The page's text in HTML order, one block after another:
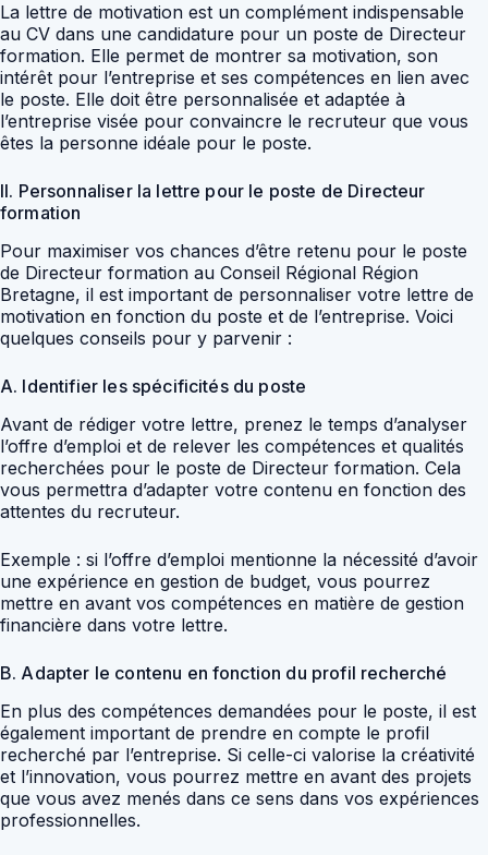
La lettre de motivation est un complément indispensable
au CV dans une candidature pour un poste de Directeur
formation. Elle permet de montrer sa motivation, son
intérêt pour l’entreprise et ses compétences en lien avec
le poste. Elle doit être personnalisée et adaptée à
l’entreprise visée pour convaincre le recruteur que vous
êtes la personne idéale pour le poste.
II. Personnaliser la lettre pour le poste de Directeur
formation
Pour maximiser vos chances d’être retenu pour le poste
de Directeur formation au Conseil Régional Région
Bretagne, il est important de personnaliser votre lettre de
motivation en fonction du poste et de l’entreprise. Voici
quelques conseils pour y parvenir :
A. Identifier les spécificités du poste
Avant de rédiger votre lettre, prenez le temps d’analyser
l’offre d’emploi et de relever les compétences et qualités
recherchées pour le poste de Directeur formation. Cela
vous permettra d’adapter votre contenu en fonction des
attentes du recruteur.
Exemple : si l’offre d’emploi mentionne la nécessité d’avoir
une expérience en gestion de budget, vous pourrez
mettre en avant vos compétences en matière de gestion
financière dans votre lettre.
B. Adapter le contenu en fonction du profil recherché
En plus des compétences demandées pour le poste, il est
également important de prendre en compte le profil
recherché par l’entreprise. Si celle-ci valorise la créativité
et l’innovation, vous pourrez mettre en avant des projets
que vous avez menés dans ce sens dans vos expériences
professionnelles.